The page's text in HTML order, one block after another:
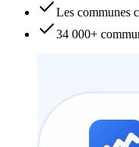
Les communes
34 000+